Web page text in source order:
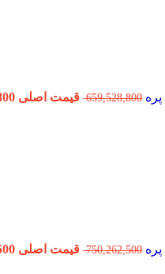
659,528,800 قیمت اصلی 659,528,800 تومان بود.
750,262,500 قیمت اصلی 750,262,500 تومان بود.